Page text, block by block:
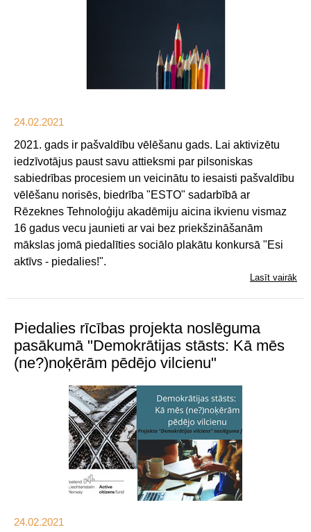
24.02.2021
2021. gads ir pašvaldību vēlēšanu gads. Lai aktivizētu
iedzīvotājus paust savu attieksmi par pilsoniskas
sabiedrības procesiem un veicinātu to iesaisti pašvaldību
vēlēšanu norisēs, biedrība "ESTO" sadarbībā ar
Rēzeknes Tehnoloģiju akadēmiju aicina ikvienu vismaz
16 gadus vecu jaunieti ar vai bez priekšzināšanām
mākslas jomā piedalīties sociālo plakātu konkursā "Esi
aktīvs - piedalies!".
Lasīt vairāk
Piedalies rīcības projekta noslēguma
pasākumā "Demokrātijas stāsts: Kā mēs
(ne?)noķērām pēdējo vilcienu"
24.02.2021